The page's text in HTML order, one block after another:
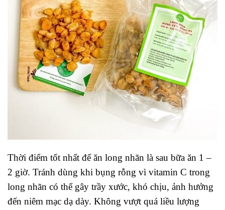
Thời điểm tốt nhất để ăn long nhãn là sau bữa ăn 1 –
2 giờ. Tránh dùng khi bụng rỗng vì vitamin C trong
long nhãn có thể gây trầy xước, khó chịu, ảnh hưởng
đến niêm mạc dạ dày. Không vượt quá liều lượng